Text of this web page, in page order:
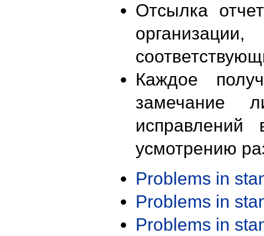
Отсылка
Каждое
замечание
исправлений
усмотрению
Problems in
Problems in
Problems in